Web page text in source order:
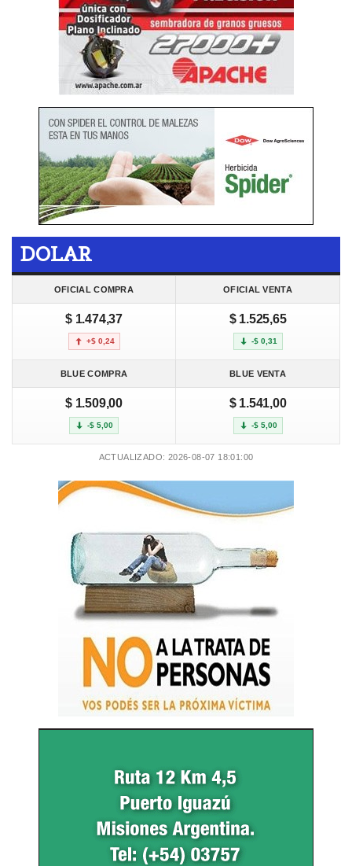
DOLAR
OFICIAL COMPRA OFICIAL VENTA
$ 1.474,37
+$ 0,24
$ 1.525,65
-$ 0,31
BLUE COMPRA BLUE VENTA
$ 1.509,00
-$ 5,00
$ 1.541,00
-$ 5,00
ACTUALIZADO: 2026-08-07 18:01:00